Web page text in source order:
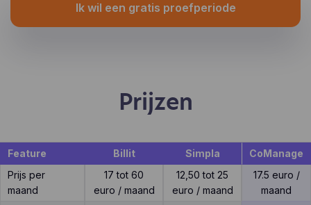
Ik wil een gratis proefperiode
Prijzen
Feature Billit Simpla
CoManage
Prijs per
maand
17 tot 60
euro / maand
12,50 tot 25
euro / maand
17.5 euro /
maand